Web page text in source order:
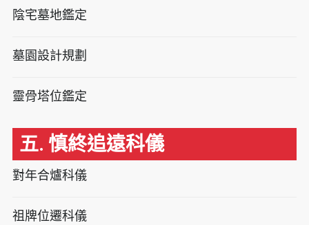
陰宅墓地鑑定
墓園設計規劃
靈骨塔位鑑定
五. 慎終追遠科儀
對年合爐科儀
祖牌位遷科儀